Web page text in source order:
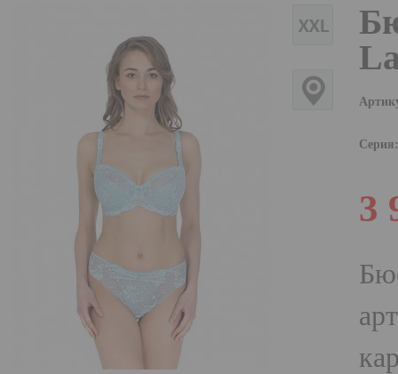
Серия:
3